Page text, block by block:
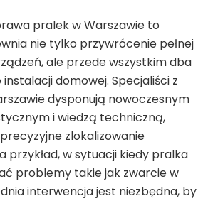
pralek w Warszawie to
nie tylko przywrócenie pełnej
ale przede wszystkim dba
domowej. Specjaliści z
dysponują nowoczesnym
i wiedzą techniczną,
zlokalizowanie
przykład, w sytuacji kiedy pralka
problemy takie jak zwarcie w
interwencja jest niezbędna, by